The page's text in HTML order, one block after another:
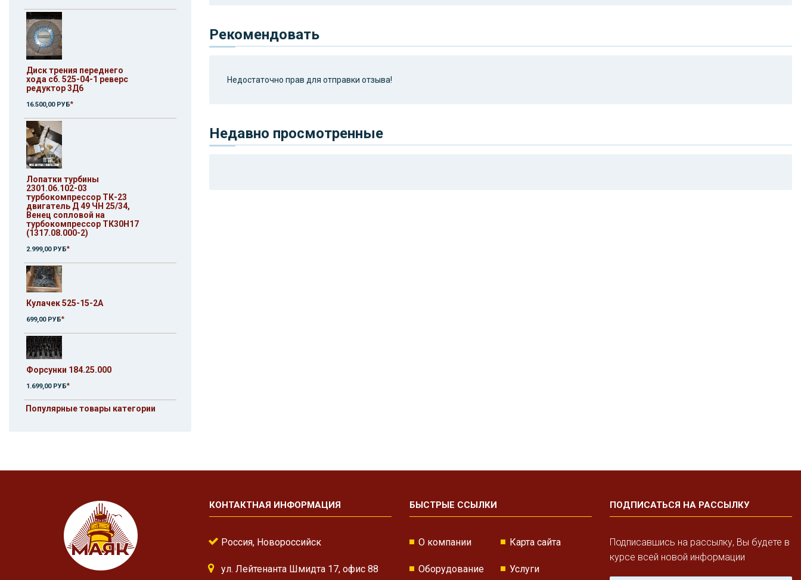
Диск трения переднего
хода сб. 525-04-1 реверс
редуктор 3Д6
16.500,00 РУБ*
Лопатки турбины
2301.06.102-03
турбокомпрессор ТК-23
двигатель Д 49 ЧН 25/34,
Венец сопловой на
турбокомпрессор ТК30Н17
(1317.08.000-2)
2.999,00 РУБ*
Кулачек 525-15-2А
699,00 РУБ*
Форсунки 184.25.000
1.699,00 РУБ*
Популярные товары категории
Рекомендовать
Недостаточно прав для отправки отзыва!
Недавно просмотренные
КОНТАКТНАЯ ИНФОРМАЦИЯ
Россия, Новороссийск
ул. Лейтенанта Шмидта 17, офис 88
БЫСТРЫЕ ССЫЛКИ
О компании Карта сайта
Оборудование Услуги
ПОДПИСАТЬСЯ НА РАССЫЛКУ
Подписавшись на рассылку, Вы будете в
курсе всей новой информации